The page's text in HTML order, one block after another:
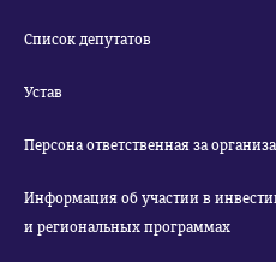
Список депутатов
Устав
Персона ответственная за
Информация об участии в
и региональных программах